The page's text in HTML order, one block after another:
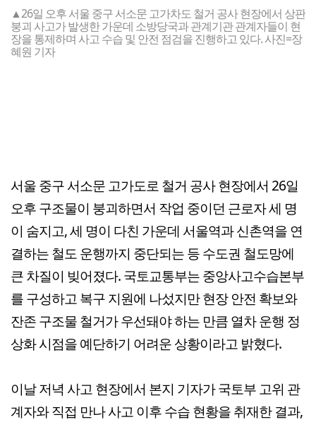
▲26일 오후 서울 중구 서소문 고가차도 철거 공사 현장에서 상판
붕괴 사고가 발생한 가운데 소방당국과 관계기관 관계자들이 현
장을 통제하며 사고 수습 및 안전 점검을 진행하고 있다. 사진=장
혜원 기자
서울 중구 서소문 고가도로 철거 공사 현장에서 26일
오후 구조물이 붕괴하면서 작업 중이던 근로자 세 명
이 숨지고, 세 명이 다친 가운데 서울역과 신촌역을 연
결하는 철도 운행까지 중단되는 등 수도권 철도망에
큰 차질이 빚어졌다. 국토교통부는 중앙사고수습본부
를 구성하고 복구 지원에 나섰지만 현장 안전 확보와
잔존 구조물 철거가 우선돼야 하는 만큼 열차 운행 정
상화 시점을 예단하기 어려운 상황이라고 밝혔다.
이날 저녁 사고 현장에서 본지 기자가 국토부 고위 관
계자와 직접 만나 사고 이후 수습 현황을 취재한 결과,